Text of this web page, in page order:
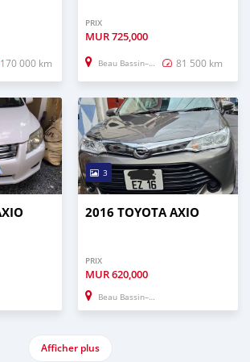
170 000 km
PRIX
MUR725,000
Beau Bassin–Rose Hill 81 500 km
3
2016 TOYOTA AXIO
PRIX
MUR620,000
Beau Bassin–Rose Hill
Afficher plus